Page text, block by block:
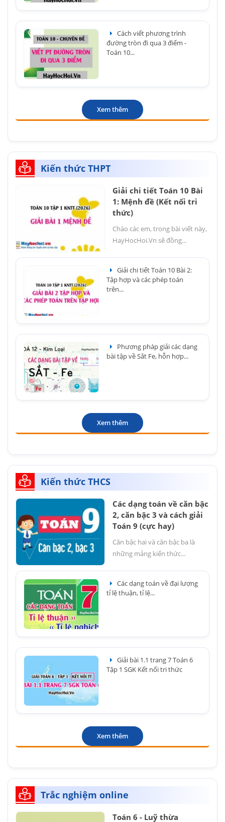
Cách viết phương trình
đường tròn đi qua 3 điểm -
Toán 10...
Xem thêm
Kiến thức THPT
Giải chi tiết Toán 10 Bài
1: Mệnh đề (Kết nối tri
thức)
Chào các em, trong bài viết này,
HayHocHoi.Vn sẽ đồng...
Giải chi tiết Toán 10 Bài 2:
Tập hợp và các phép toán
trên...
Phương pháp giải các dạng
bài tập về Sắt Fe, hỗn hợp...
Xem thêm
Kiến thức THCS
Các dạng toán về căn bậc
2, căn bậc 3 và cách giải
Toán 9 (cực hay)
Căn bậc hai và căn bậc ba là
những mảng kiến thức...
Các dạng toán về đại lượng
tỉ lệ thuận, tỉ lệ...
Giải bài 1.1 trang 7 Toán 6
Tập 1 SGK Kết nối tri thức
Xem thêm
Trắc nghiệm online
Toán 6 - Luỹ thừa